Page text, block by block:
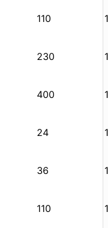
110
230
400
24
36
110